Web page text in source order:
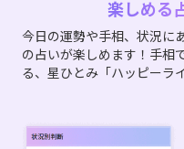
楽しめる
今日の運勢や手相、状況に
の占いが楽しめます！手相
る、星ひとみ「ハッピーラ